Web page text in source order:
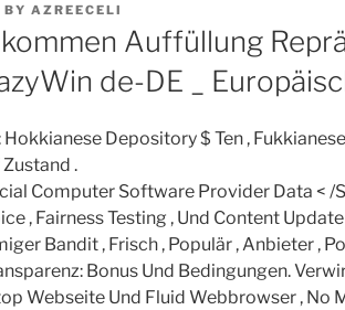
BY AZREECELI
Auffüllung
de-DE _
Depository $ Ten ,
.
Computer Software Provider Data <
, Fairness Testing , Und Content
Bandit , Frisch , Populär , Anbieter ,
Bonus Und Bedingungen.
Webseite Und Fluid Webbrowser , No